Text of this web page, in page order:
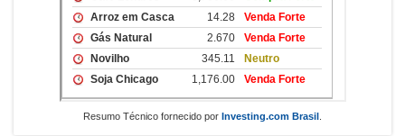
Resumo Técnico fornecido por Investing.com Brasil